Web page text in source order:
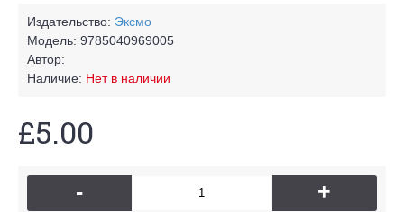
Издательство: Эксмо
Модель: 9785040969005
Автор:
Наличие: Нет в наличии
£5.00
- +